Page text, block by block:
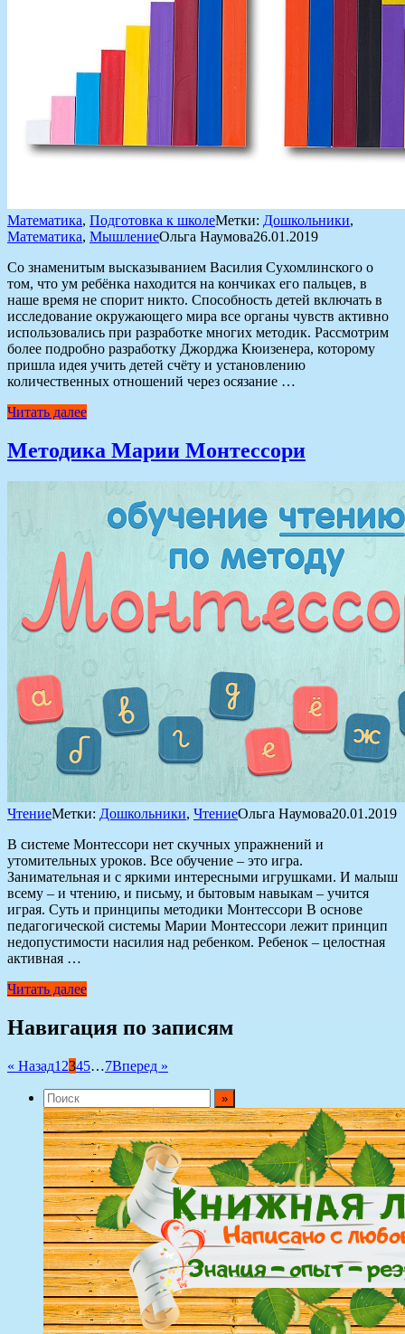
Математика, Подготовка к школеМетки: Дошкольники,
Математика, МышлениеОльга Наумова26.01.2019
Со знаменитым высказыванием Василия Сухомлинского о
том, что ум ребёнка находится на кончиках его пальцев, в
наше время не спорит никто. Способность детей включать в
исследование окружающего мира все органы чувств активно
использовались при разработке многих методик. Рассмотрим
более подробно разработку Джорджа Кюизенера, которому
пришла идея учить детей счёту и установлению
количественных отношений через осязание …
Читать далее
Методика Марии Монтессори
ЧтениеМетки: Дошкольники, ЧтениеОльга Наумова20.01.2019
В системе Монтессори нет скучных упражнений и
утомительных уроков. Все обучение – это игра.
Занимательная и с яркими интересными игрушками. И малыш
всему – и чтению, и письму, и бытовым навыкам – учится
играя. Суть и принципы методики Монтессори В основе
педагогической системы Марии Монтессори лежит принцип
недопустимости насилия над ребенком. Ребенок – целостная
активная …
Читать далее
Навигация по записям
« Назад1 2345…7Вперед »